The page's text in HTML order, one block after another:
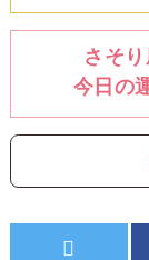
さそ
今日の